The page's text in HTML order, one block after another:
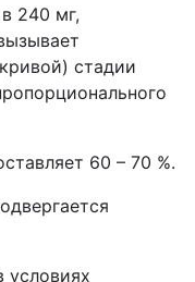
240 мг,
стадии
60 – 70 %.
условиях